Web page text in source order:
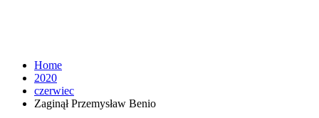
Home
2020
czerwiec
Zaginął Przemysław Benio